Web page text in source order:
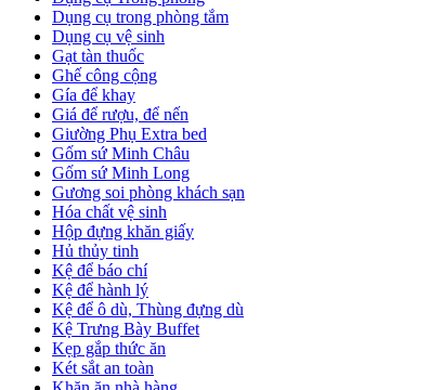
Dụng cụ trong phòng tắm
Dụng cụ vệ sinh
Gạt tàn thuốc
Ghế công cộng
Gía để khay
Giá để rượu, để nến
Giường Phụ Extra bed
Gốm sứ Minh Châu
Gốm sứ Minh Long
Gương soi phòng khách sạn
Hóa chất vệ sinh
Hộp đựng khăn giấy
Hủ thủy tinh
Kệ để báo chí
Kệ để hành lý
Kệ để ô dù, Thùng đựng dù
Kệ Trưng Bày Buffet
Kẹp gắp thức ăn
Két sắt an toàn